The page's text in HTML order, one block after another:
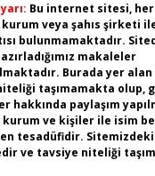
Bu internet sitesi,
veya şahıs şirketi
bulunmamaktadır.
makaleler
Burada yer
taşımamakta olup,
hakkında paylaşım
kurum ve kişiler ile isim
tesadüfidir.
ve tavsiye niteliği